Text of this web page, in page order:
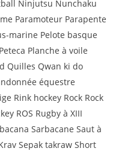
Ninjutsu Nunchaku
Paramoteur Parapente
marine Pelote basque
Planche à voile
Quilles Qwan ki do
équestre
Rink hockey Rock Rock
ROS Rugby à XIII
Sarbacane Saut à
Sepak takraw Short